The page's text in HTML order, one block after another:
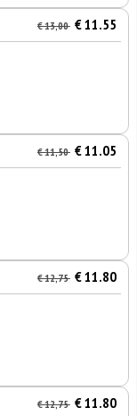
€ 13,00 € 11.55
€ 11,50 € 11.05
€ 12,75 € 11.80
€ 12,75 € 11.80